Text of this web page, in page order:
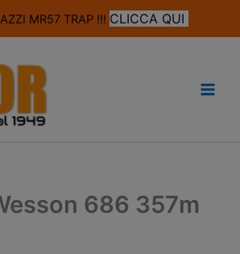
MR57 TRAP !!! CLICCA QUI
686 357m